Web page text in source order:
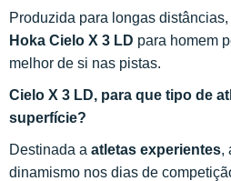
Produzida para longas distâncias,
Hoka Cielo X 3 LD para homem
melhor de si nas pistas.
Cielo X 3 LD, para que tipo de
superfície?
Destinada a atletas experientes,
dinamismo nos dias de